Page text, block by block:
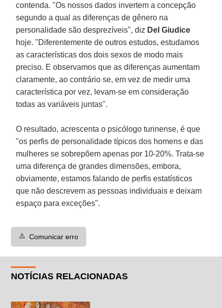
contenda. "Os nossos dados invertem a concepção
segundo a qual as diferenças de gênero na
personalidade são desprezíveis", diz Del Giudice
hoje. "Diferentemente de outros estudos, estudamos
as características dos dois sexos de modo mais
preciso. E observamos que as diferenças aumentam
claramente, ao contrário se, em vez de medir uma
característica por vez, levam-se em consideração
todas as variáveis juntas".
O resultado, acrescenta o psicólogo turinense, é que
"os perfis de personalidade típicos dos homens e das
mulheres se sobrepõem apenas por 10-20%. Trata-se
uma diferença de grandes dimensões, embora,
obviamente, estamos falando de perfis estatísticos
que não descrevem as pessoas individuais e deixam
espaço para exceções".
⚠️ Comunicar erro
NOTÍCIAS RELACIONADAS